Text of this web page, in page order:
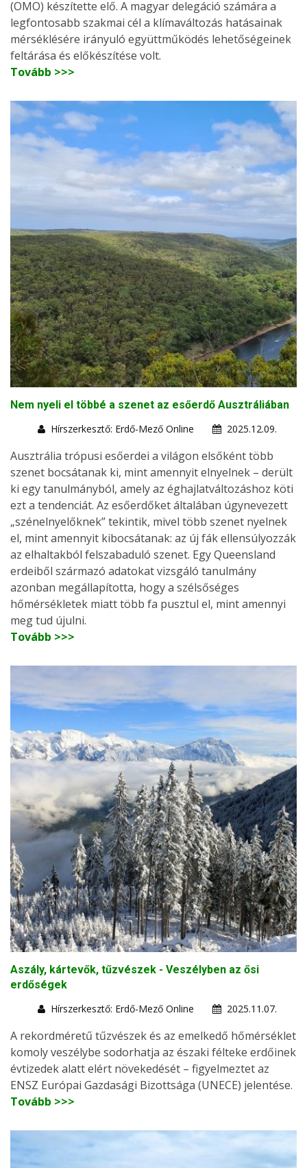
(OMO) készítette elő. A magyar delegáció számára a
legfontosabb szakmai cél a klímaváltozás hatásainak
mérséklésére irányuló együttműködés lehetőségeinek
feltárása és előkészítése volt.
Tovább >>>
Nem nyeli el többé a szenet az esőerdő Ausztráliában
Hírszerkesztő: Erdő-Mező Online
2025.12.09.
Ausztrália trópusi esőerdei a világon elsőként több
szenet bocsátanak ki, mint amennyit elnyelnek – derült
ki egy tanulmányból, amely az éghajlatváltozáshoz köti
ezt a tendenciát. Az esőerdőket általában úgynevezett
„szénelnyelőknek” tekintik, mivel több szenet nyelnek
el, mint amennyit kibocsátanak: az új fák ellensúlyozzák
az elhaltakból felszabaduló szenet. Egy Queensland
erdeiből származó adatokat vizsgáló tanulmány
azonban megállapította, hogy a szélsőséges
hőmérsékletek miatt több fa pusztul el, mint amennyi
meg tud újulni.
Tovább >>>
Aszály, kártevők, tűzvészek - Veszélyben az ősi
erdőségek
Hírszerkesztő: Erdő-Mező Online
2025.11.07.
A rekordméretű tűzvészek és az emelkedő hőmérséklet
komoly veszélybe sodorhatja az északi félteke erdőinek
évtizedek alatt elért növekedését – figyelmeztet az
ENSZ Európai Gazdasági Bizottsága (UNECE) jelentése.
Tovább >>>